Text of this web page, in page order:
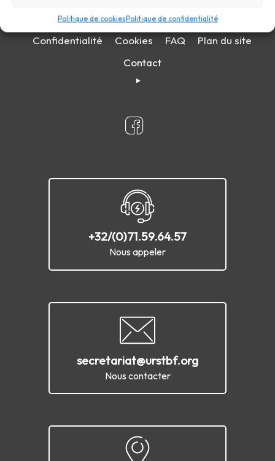
Politique de cookiesPolitique de confidentialité
Confidentialité Cookies FAQ
Plan du site
Contact
+32/(0)71.59.64.57
Nous appeler
secretariat@urstbf.org
Nous contacter